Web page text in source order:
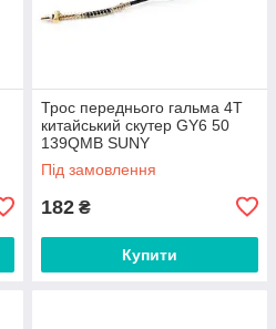
Трос переднього гальма 4T
китайський скутер GY6 50
139QMB SUNY
Під замовлення
182 ₴
Купити